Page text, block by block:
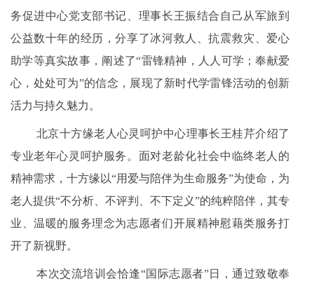
务促进中心党支部书记、理事长王振结合自己从军旅到
公益数十年的经历，分享了冰河救人、抗震救灾、爱心
助学等真实故事，阐述了“雷锋精神，人人可学；奉献爱
心，处处可为”的信念，展现了新时代学雷锋活动的创新
活力与持久魅力。
北京十方缘老人心灵呵护中心理事长王桂芹介绍了
专业老年心灵呵护服务。面对老龄化社会中临终老人的
精神需求，十方缘以“用爱与陪伴为生命服务”为使命，为
老人提供“不分析、不评判、不下定义”的纯粹陪伴，其专
业、温暖的服务理念为志愿者们开展精神慰藉类服务打
开了新视野。
本次交流培训会恰逢“国际志愿者”日，通过致敬奉